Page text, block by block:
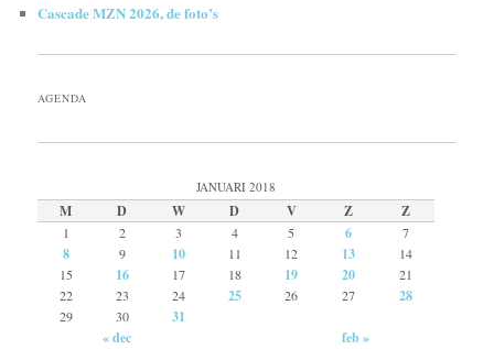
Cascade MZN 2026, de foto’s
AGENDA
JANUARI 2018
M D W D V Z Z
1 2 3 4 5 6 7
8 9 10 11 12 13
14
15
16 17 18 19 20
21
22
23 24 25 26 27 28
29 30
31
« dec
feb »